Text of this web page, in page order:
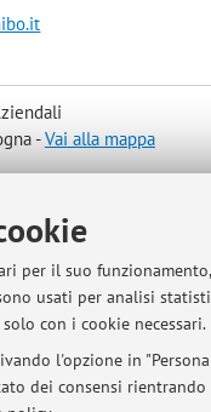
per il suo
usati per analisi
con i cookie necessari.
l'opzione in
dei consensi
-Vai alla mappa